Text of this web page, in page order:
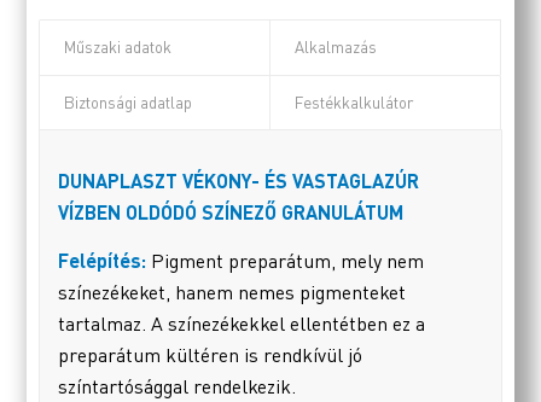
Műszaki adatok Alkalmazás
Biztonsági adatlap Festékkalkulátor
DUNAPLASZT VÉKONY- ÉS VASTAGLAZÚR
VÍZBEN OLDÓDÓ SZÍNEZŐ GRANULÁTUM
Felépítés: Pigment preparátum, mely nem
színezékeket, hanem nemes pigmenteket
tartalmaz. A színezékekkel ellentétben ez a
preparátum kültéren is rendkívül jó
színtartósággal rendelkezik.